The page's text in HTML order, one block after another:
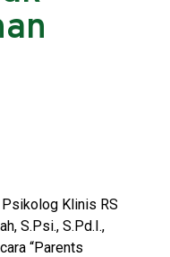
Klinis RS
S.Psi., S.Pd.I.,
“Parents